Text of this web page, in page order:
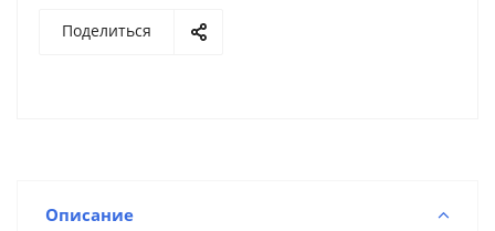
Поделиться
Описание